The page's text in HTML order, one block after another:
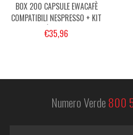
BOX 200 CAPSULE EWACAFÈ
COMPATIBILI NESPRESSO + KIT
CAFFÈ OMAGGIO
€35,96
Numero Verde800